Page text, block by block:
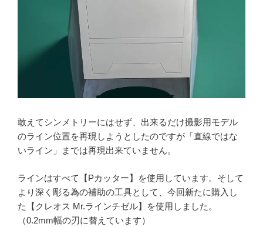
敢えてシンメトリーにはせず、出来るだけ撮影用モデル
のライン位置を再現しようとしたのですが「直線ではな
いライン」までは再現出来ていません。
ラインはすべて【Pカッター】を使用しています。そして
より深く彫る為の補助の工具として、今回新たに購入し
た【クレオス Mr.ラインチゼル】を使用しました。
（0.2mm幅の刃に替えています）